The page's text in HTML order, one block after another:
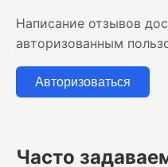
Написание отзывов
авторизованным
Авторизоваться
Часто